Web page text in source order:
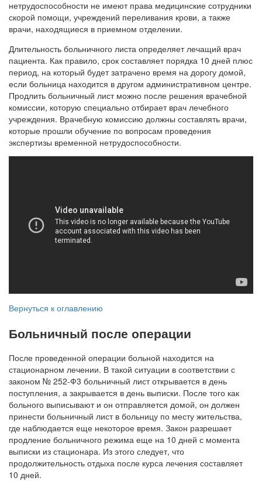
нетрудоспособности не имеют права медицинские сотрудники
скорой помощи, учреждений переливания крови, а также
врачи, находящиеся в приемном отделении.
Длительность больничного листа определяет лечащий врач
пациента. Как правило, срок составляет порядка 10 дней плюс
период, на который будет затрачено время на дорогу домой,
если больница находится в другом административном центре.
Продлить больничный лист можно после решения врачебной
комиссии, которую специально отбирает врач лечебного
учреждения. Врачебную комиссию должны составлять врачи,
которые прошли обучение по вопросам проведения
экспертизы временной нетрудоспособности.
Вернуться к оглавлению
Больничный после операции
После проведенной операции больной находится на
стационарном лечении. В такой ситуации в соответствии с
законом № 252-Ф3 больничный лист открывается в день
поступления, а закрывается в день выписки. После того как
больного выписывают и он отправляется домой, он должен
принести больничный лист в больницу по месту жительства,
где наблюдается еще некоторое время. Закон разрешает
продление больничного режима еще на 10 дней с момента
выписки из стационара. Из этого следует, что
продолжительность отдыха после курса лечения составляет
10 дней.